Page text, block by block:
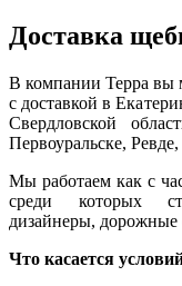
Доставка
В компании Терра вы
с доставкой в
Свердловской
Первоуральске,
Мы работаем как с
среди которых
дизайнеры,
Что касается